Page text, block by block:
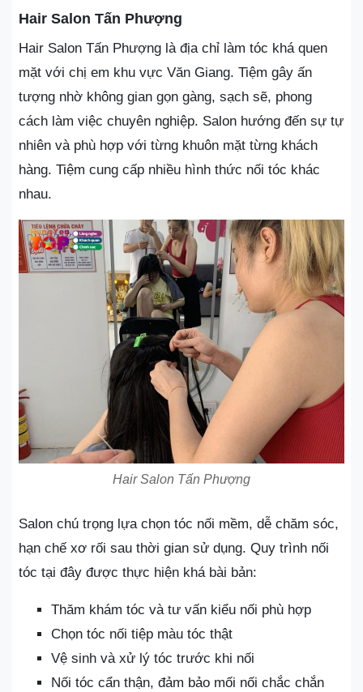
Hair Salon Tấn Phượng
Hair Salon Tấn Phượng là địa chỉ làm tóc khá quen
mặt với chị em khu vực Văn Giang. Tiệm gây ấn
tượng nhờ không gian gọn gàng, sạch sẽ, phong
cách làm việc chuyên nghiệp. Salon hướng đến sự tự
nhiên và phù hợp với từng khuôn mặt từng khách
hàng. Tiệm cung cấp nhiều hình thức nối tóc khác
nhau.
Hair Salon Tấn Phượng
Salon chú trọng lựa chọn tóc nối mềm, dễ chăm sóc,
hạn chế xơ rối sau thời gian sử dụng. Quy trình nối
tóc tại đây được thực hiện khá bài bản:
Thăm khám tóc và tư vấn kiểu nối phù hợp
Chọn tóc nối tiệp màu tóc thật
Vệ sinh và xử lý tóc trước khi nối
Nối tóc cẩn thận, đảm bảo mối nối chắc chắn